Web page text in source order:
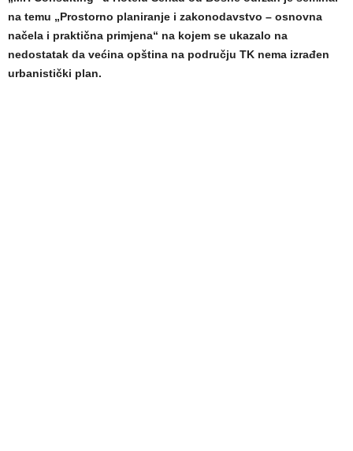
na temu „Prostorno planiranje i zakonodavstvo – osnovna
načela i praktična primjena“ na kojem se ukazalo na
nedostatak da većina opština na području TK nema izrađen
urbanistički plan.